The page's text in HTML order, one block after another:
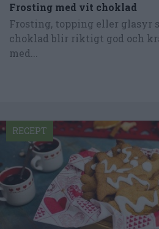
Frosting med vit choklad
Frosting, topping eller glasyr
choklad blir riktigt god och
med...
RECEPT